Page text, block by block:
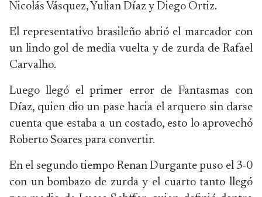
Nicolás Vásquez, Yulian Díaz y Diego Ortiz.
El representativo brasileño abrió el marcador con
un lindo gol de media vuelta y de zurda de Rafael
Carvalho.
Luego llegó el primer error de Fantasmas con
Díaz, quien dio un pase hacia el arquero sin darse
cuenta que estaba a un costado, esto lo aprovechó
Roberto Soares para convertir.
En el segundo tiempo Renan Durgante puso el 3-0
con un bombazo de zurda y el cuarto tanto llegó